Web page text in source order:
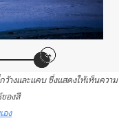
างและแคบ ซึ่งแสดงให้เห็นความ
องสี
อง